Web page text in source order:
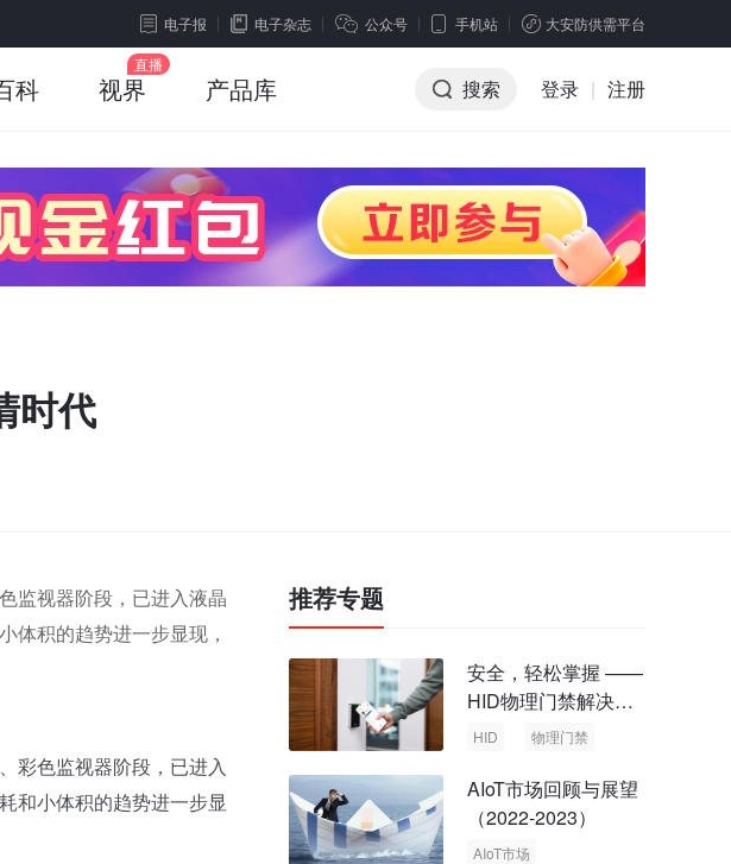
电子报 电子杂志 公众号 手机站 大安防供需平台
科 视界 产品库 搜索 登录 | 注册
时代
监视器阶段，已进入液晶
体积的趋势进一步显现，
彩色监视器阶段，已进入
和小体积的趋势进一步显
推荐专题
安全，轻松掌握 ——
HID物理门禁解决方
案，启动智慧安全新
HID 物理门禁
AIoT市场回顾与展望
（2022-2023）
AIoT市场